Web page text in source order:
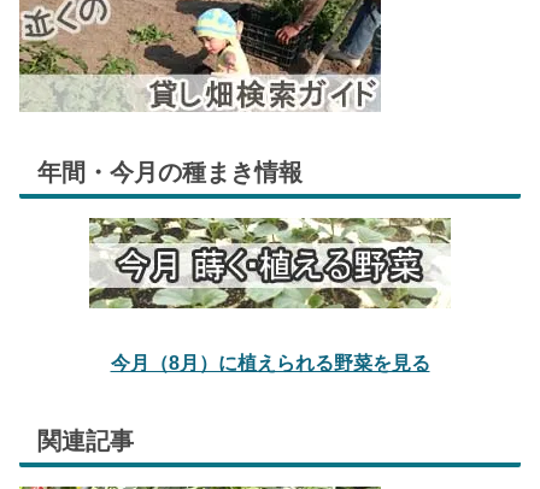
年間・今月の種まき情報
今月（8月）に植えられる野菜を見る
関連記事